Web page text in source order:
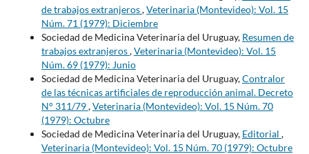
de trabajos extranjeros,Veterinaria (Montevideo): Vol. 15
Núm. 71 (1979): Diciembre
Sociedad de Medicina Veterinaria del Uruguay, Resumen de
trabajos extranjeros,Veterinaria (Montevideo): Vol. 15
Núm. 69 (1979): Junio
Sociedad de Medicina Veterinaria del Uruguay,Contralor
de las técnicas artificiales de reproducción animal. Decreto
N° 311/79,Veterinaria (Montevideo): Vol. 15 Núm. 70
(1979): Octubre
Sociedad de Medicina Veterinaria del Uruguay, Editorial ,
Veterinaria (Montevideo): Vol. 15 Núm. 70 (1979): Octubre